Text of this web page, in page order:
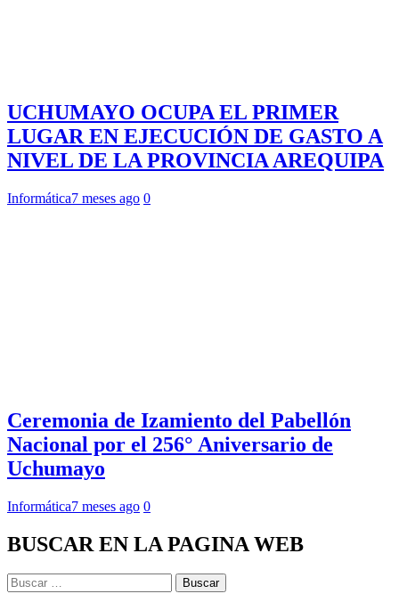
UCHUMAYO OCUPA EL PRIMER
LUGAR EN EJECUCIÓN DE GASTO A
NIVEL DE LA PROVINCIA AREQUIPA
Informática7 meses ago 0
Ceremonia de Izamiento del Pabellón
Nacional por el 256° Aniversario de
Uchumayo
Informática7 meses ago 0
BUSCAR EN LA PAGINA WEB
Buscar: